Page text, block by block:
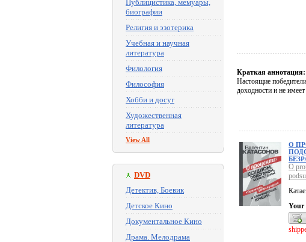
Публицистика, мемуары,
биографии
Религия и эзотерика
Учебная и научная
литература
Филология
Философия
Хобби и досуг
Художественная
литература
View All
DVD
Детектив, Боевик
Детское Кино
Документальное Кино
Драма. Мелодрама
Краткая аннотация:
Настоящие
доходности и не
О
O
Your